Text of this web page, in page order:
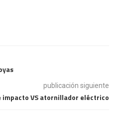
publicación siguiente
VS atornillador eléctrico